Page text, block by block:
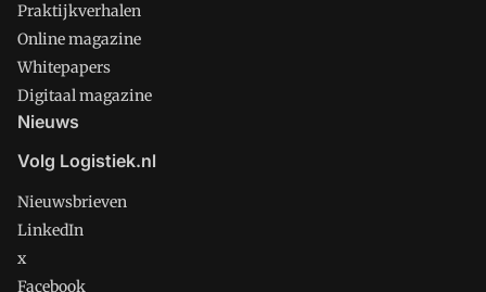
Praktijkverhalen
Online magazine
Whitepapers
Digitaal magazine
Nieuws
Volg Logistiek.nl
Nieuwsbrieven
LinkedIn
x
Facebook